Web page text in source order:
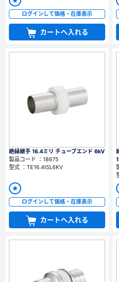
ログインして価格・在庫表示
カートへ入れる
絶縁継手 16.4ミリ チューブエンド 6kV
製品コード ：18675
型式 ：TE16.4ISL6KV
ログインして価格・在庫表示
カートへ入れる